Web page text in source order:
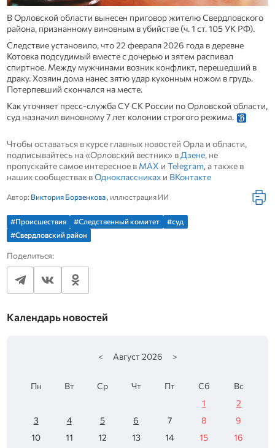
В Орловской области вынесен приговор жителю Свердловского
района, признанному виновным в убийстве (ч. 1 ст. 105 УК РФ).
Следствие установило, что 22 февраля 2026 года в деревне
Котовка подсудимый вместе с дочерью и зятем распивал
спиртное. Между мужчинами возник конфликт, перешедший в
драку. Хозяин дома нанес зятю удар кухонным ножом в грудь.
Потерпевший скончался на месте.
Как уточняет пресс-служба СУ СК России по Орловской области,
суд назначил виновному 7 лет колонии строгого режима.
Чтобы оставаться в курсе главных новостей Орла и области,
подписывайтесь на «Орловский вестник» в Дзене, не
пропускайте самое интересное в MAX и Telegram, а также в
наших сообществах вОдноклассникахи ВКонтакте
Автор: Виктория Борзенкова, иллюстрация ИИ
#Происшествия #Следственный комитет
#суд
#Свердловский район
Поделиться:
Календарь новостей
< Август 2026 >
Пн Вт Ср Чт Пт Сб
Вс
1
2
3
4 5 6 7 8
9
10
11 12 13 14 15
16